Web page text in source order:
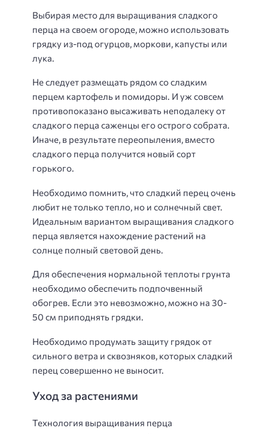
Выбирая место для выращивания сладкого
перца на своем огороде, можно использовать
грядку из-под огурцов, моркови, капусты или
лука.
Не следует размещать рядом со сладким
перцем картофель и помидоры. И уж совсем
противопоказано высаживать неподалеку от
сладкого перца саженцы его острого собрата.
Иначе, в результате переопыления, вместо
сладкого перца получится новый сорт
горького.
Необходимо помнить, что сладкий перец очень
любит не только тепло, но и солнечный свет.
Идеальным вариантом выращивания сладкого
перца является нахождение растений на
солнце полный световой день.
Для обеспечения нормальной теплоты грунта
необходимо обеспечить подпочвенный
обогрев. Если это невозможно, можно на 30-
50 см приподнять грядки.
Необходимо продумать защиту грядок от
сильного ветра и сквозняков, которых сладкий
перец совершенно не выносит.
Уход за растениями
Технология выращивания перца